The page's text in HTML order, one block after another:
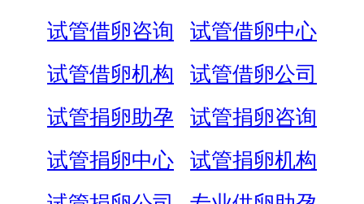
试管借卵咨询
试管借卵中心
试管借卵机构
试管借卵公司
试管捐卵助孕
试管捐卵咨询
试管捐卵中心
试管捐卵机构